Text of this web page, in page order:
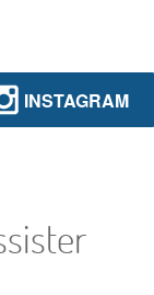
INSTAGRAM